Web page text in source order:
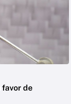
favor de